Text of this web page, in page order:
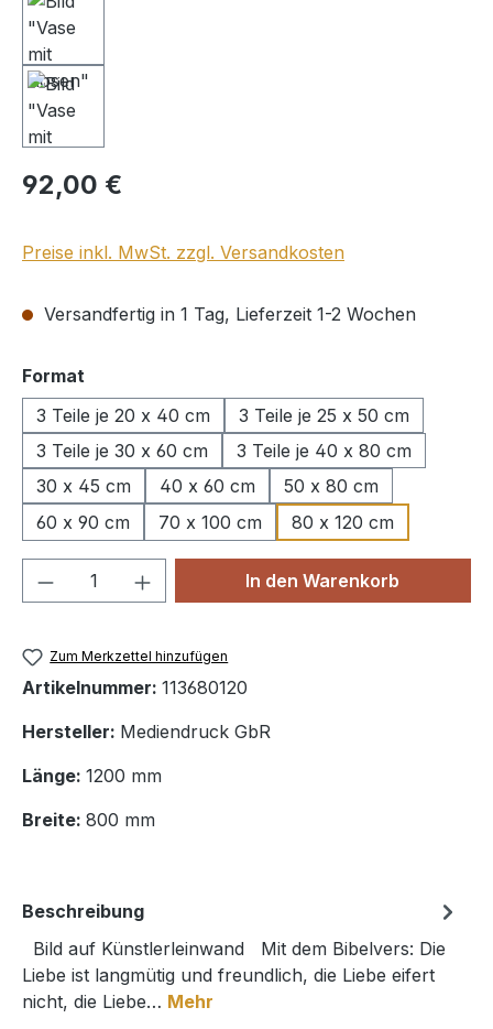
Regulärer Preis:
92,00 €
Preise inkl. MwSt. zzgl. Versandkosten
Versandfertig in 1 Tag, Lieferzeit 1-2 Wochen
Format
3 Teile je 20 x 40 cm
3 Teile je 25 x 50 cm
3 Teile je 30 x 60 cm
3 Teile je 40 x 80 cm
30 x 45 cm
40 x 60 cm
50 x 80 cm
60 x 90 cm
70 x 100 cm 80 x 120 cm
Produkt Anzahl: Gib denIn den Warenkorb
Zum Merkzettel hinzufügen
Artikelnummer: 113680120
Hersteller: Mediendruck GbR
Länge: 1200 mm
Breite: 800 mm
Beschreibung
Bild auf Künstlerleinwand Mit dem Bibelvers: Die
Liebe ist langmütig und freundlich, die Liebe eifert
nicht, die Liebe… Mehr